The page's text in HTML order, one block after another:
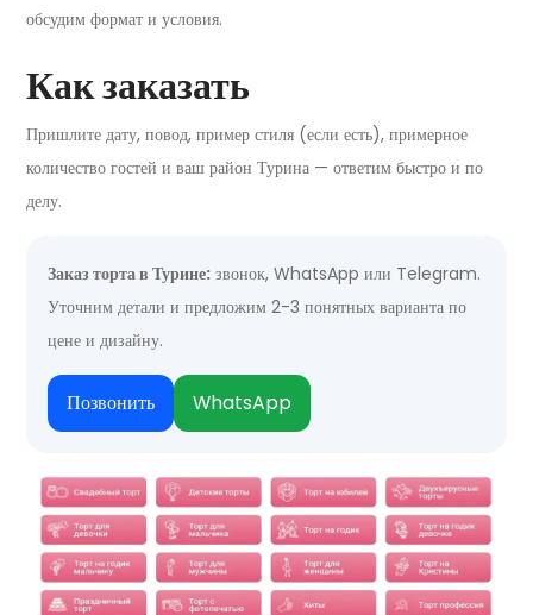
обсудим формат и условия.
Как заказать
Пришлите дату, повод, пример стиля (если есть), примерное
количество гостей и ваш район Турина — ответим быстро и по
делу.
Заказ торта в Турине: звонок, WhatsApp или Telegram.
Уточним детали и предложим 2-3 понятных варианта по
цене и дизайну.
Позвонить WhatsApp